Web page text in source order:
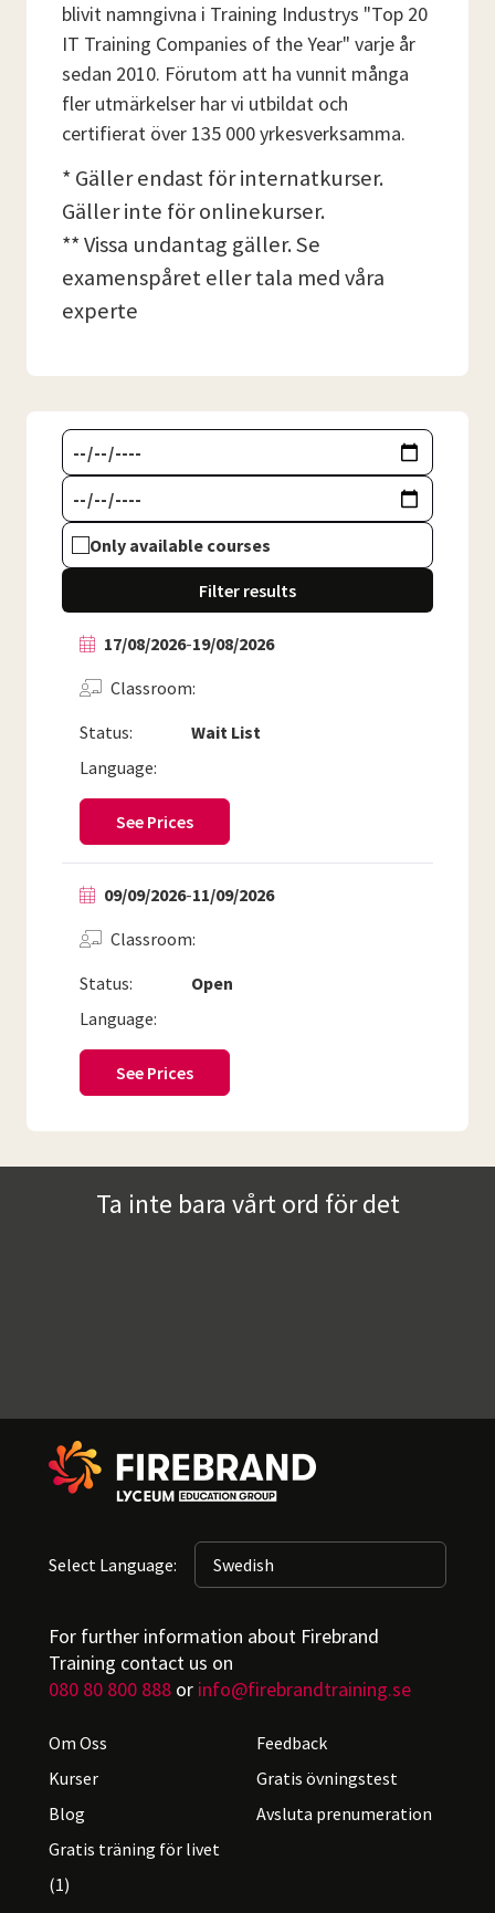
blivit namngivna i Training Industrys "Top 20
IT Training Companies of the Year" varje år
sedan 2010. Förutom att ha vunnit många
fler utmärkelser har vi utbildat och
certifierat över 135 000 yrkesverksamma.
* Gäller endast för internatkurser.
Gäller inte för onlinekurser.
** Vissa undantag gäller. Se
examenspåret eller tala med våra
experte
Only available courses
Filter results
17/08/2026-19/08/2026
Status: Wait List
Classroom
Language:
See Prices
09/09/2026-11/09/2026
Status: Open
Classroom
Language:
See Prices
Ta inte bara vårt ord för det
Select Language:
For further information about Firebrand
Training contact us on
080 80 800 888 or info@firebrandtraining.se
Om Oss
Kurser
Blog
Gratis träning för livet
(1)
Feedback
Gratis övningstest
Avsluta prenumeration